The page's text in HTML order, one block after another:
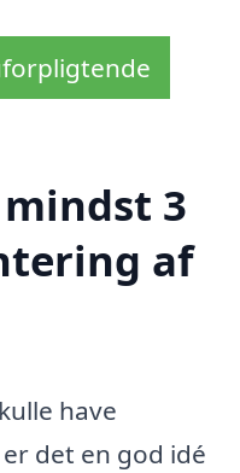
3
af
have
det en god idé